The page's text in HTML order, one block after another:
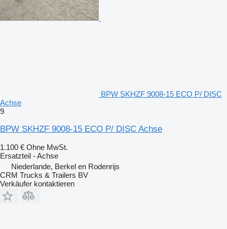
BPW SKHZF 9008-15 ECO P/ DISC
Achse
9
BPW SKHZF 9008-15 ECO P/ DISC Achse
1.100 € Ohne MwSt.
Ersatzteil - Achse
Niederlande, Berkel en Rodenrijs
CRM Trucks & Trailers BV
Verkäufer kontaktieren